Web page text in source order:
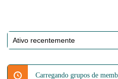
Ordenar
por:
Carregando grupos de